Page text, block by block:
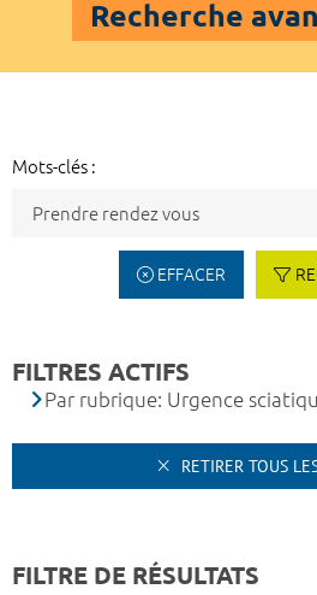
Recherche
Mots-clés :
EFFACER
FILTRES ACTIFS
Par rubrique: Urgence
RETIRER TOUS
FILTRE DE RÉSULTATS